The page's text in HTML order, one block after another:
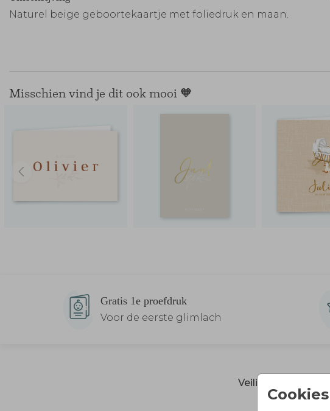
Cookies
Naturel beige geboortekaartje met foliedruk en maan.
Misschien vind je dit ook mooi 🧡
Gratis 1e proefdruk
Voor de eerste glimlach
Veilig en